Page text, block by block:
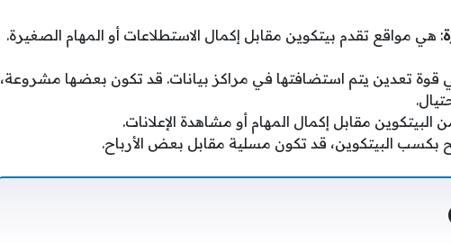
: هي مواقع تقدم بيتكوين مقابل إكمال الاستطلاعات أو المهام الصغيرة.
قوة تعدين يتم استضافتها في مراكز بيانات. قد تكون بعضها مشروعة،
البيتكوين مقابل إكمال المهام أو مشاهدة الإعلانات.
بكسب البيتكوين، قد تكون مسلية مقابل بعض الأرباح.